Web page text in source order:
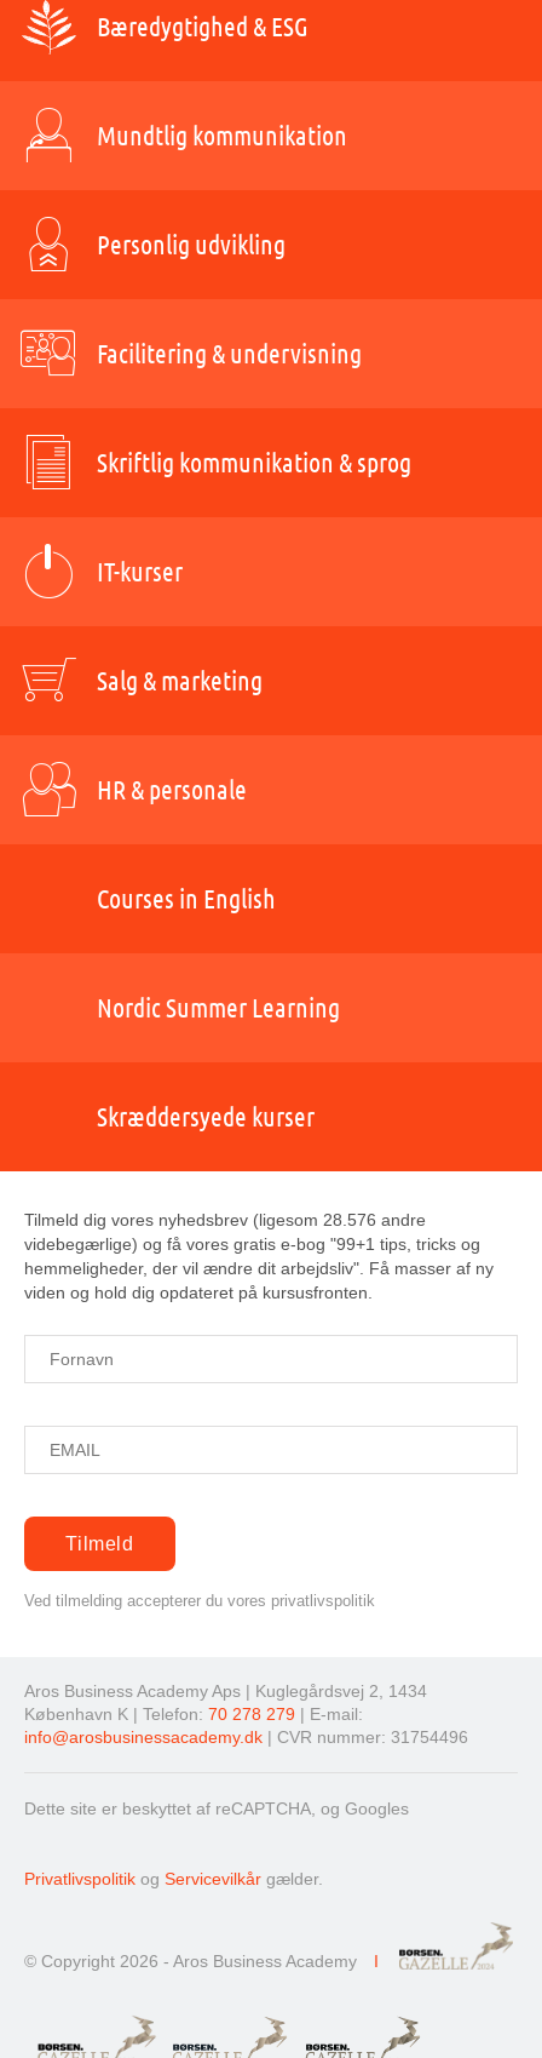
Bæredygtighed & ESG
Mundtlig kommunikation
Personlig udvikling
Facilitering & undervisning
Skriftlig kommunikation & sprog
IT-kurser
Salg & marketing
HR & personale
Courses in English
Nordic Summer Learning
Skræddersyede kurser
Tilmeld dig vores nyhedsbrev (ligesom 28.576 andre
videbegærlige) og få vores gratis e-bog "99+1 tips, tricks og
hemmeligheder, der vil ændre dit arbejdsliv". Få masser af ny
viden og hold dig opdateret på kursusfronten.
Ved tilmelding accepterer du vores privatlivspolitik
Aros Business Academy Aps | Kuglegårdsvej 2, 1434
København K | Telefon: 70 278 279 | E-mail:
info@arosbusinessacademy.dk | CVR nummer: 31754496
Dette site er beskyttet af reCAPTCHA, og Googles
Privatlivspolitik og Servicevilkår gælder.
© Copyright 2026 - Aros Business Academy I